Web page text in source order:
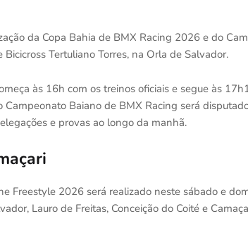
da Copa Bahia de BMX Racing 2026 e do
Tertuliano Torres, na Orla de Salvador.
às 16h com os treinos oficiais e segue às
Campeonato Baiano de BMX Racing será
e provas ao longo da manhã.
Freestyle 2026 será realizado neste sábado e
Lauro de Freitas, Conceição do Coité e